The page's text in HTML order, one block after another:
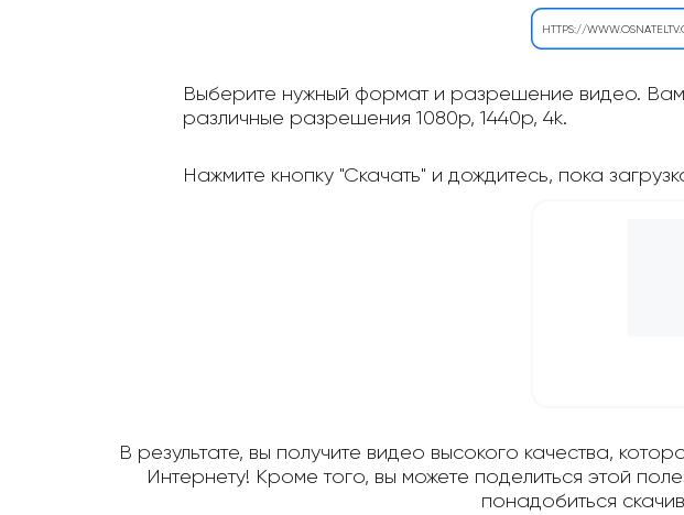
Выберите нужный формат и разрешение видео.
различные разрешения 1080p, 1440p, 4k.
Нажмите кнопку "Скачать" и дождитесь, пока
В результате, вы получите видео высокого качества,
Интернету! Кроме того, вы можете поделиться этой
понадобиться